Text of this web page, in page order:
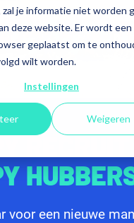
je informatie niet worden
deze website. Er wordt
geplaatst om te
wilt worden.
Instellingen
Weigeren
voor een nieuwe